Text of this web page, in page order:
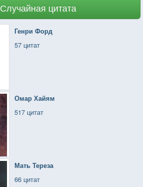
Случайная цитата
Генри Форд
57 цитат
Омар Хайям
517 цитат
Мать Тереза
66 цитат